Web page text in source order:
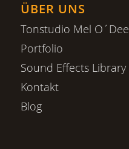
ÜBER UNS
Tonstudio Mel O´Dee
Portfolio
Sound Effects Library
Kontakt
Blog